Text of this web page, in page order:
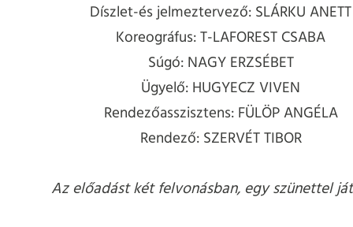
Díszlet-és jelmeztervező: SLÁRKU ANETT
Koreográfus: T-LAFOREST CSABA
Súgó: NAGY ERZSÉBET
Ügyelő: HUGYECZ VIVEN
Rendezőasszisztens: FÜLÖP ANGÉLA
Rendező: SZERVÉT TIBOR
Az előadást két felvonásban, egy szünettel